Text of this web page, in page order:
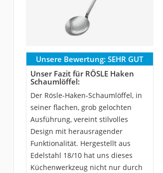
Unsere Bewertung: SEHR GUT
Unser Fazit für RÖSLE Haken
Schaumlöffel:
Der Rösle-Haken-Schaumlöffel, in
seiner flachen, grob gelochten
Ausführung, vereint stilvolles
Design mit herausragender
Funktionalität. Hergestellt aus
Edelstahl 18/10 hat uns dieses
Küchenwerkzeug nicht nur durch